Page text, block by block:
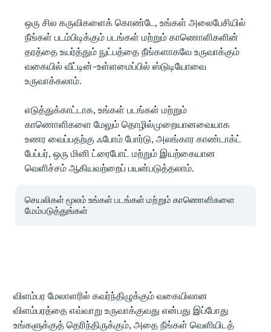
ஒரு சில கருவிகளைக் கொண்டே, உங்கள் அலைபேசியில்
நீங்கள் படம்பிடிக்கும் படங்கள் மற்றும் காணொளிகளின்
தரத்தை உயர்த்தும் நுட்பத்தை நீங்களாகவே உருவாக்கும்
வகையில் வீட்டின்-உள்ளமைப்பில் ஸ்டுடியோவை
உருவாக்கலாம்.
எடுத்துக்காட்டாக, உங்கள் படங்கள் மற்றும்
காணொளிகளை மேலும் தொழில்முறையானவையாக
உணர வைப்பதற்கு ஃபோம் போர்டு, அலங்கார காண்டாக்ட்
பேப்பர், ஒரு மினி ட்ரைபோட் மற்றும் இயற்கையான
வெளிச்சம் ஆகியவற்றைப் பயன்படுத்தலாம்.
செயலிகள் மூலம் உங்கள் படங்கள் மற்றும் காணொளிகளை
மேம்படுத்துங்கள்
விளம்பர மேலாளரில் கவர்ந்திழுக்கும் வகையிலான
விளம்பரத்தை எவ்வாறு உருவாக்குவது என்பது இப்போது
உங்களுக்குத் தெரிந்திருக்கும், அதை நீங்கள் வெளியிடத்